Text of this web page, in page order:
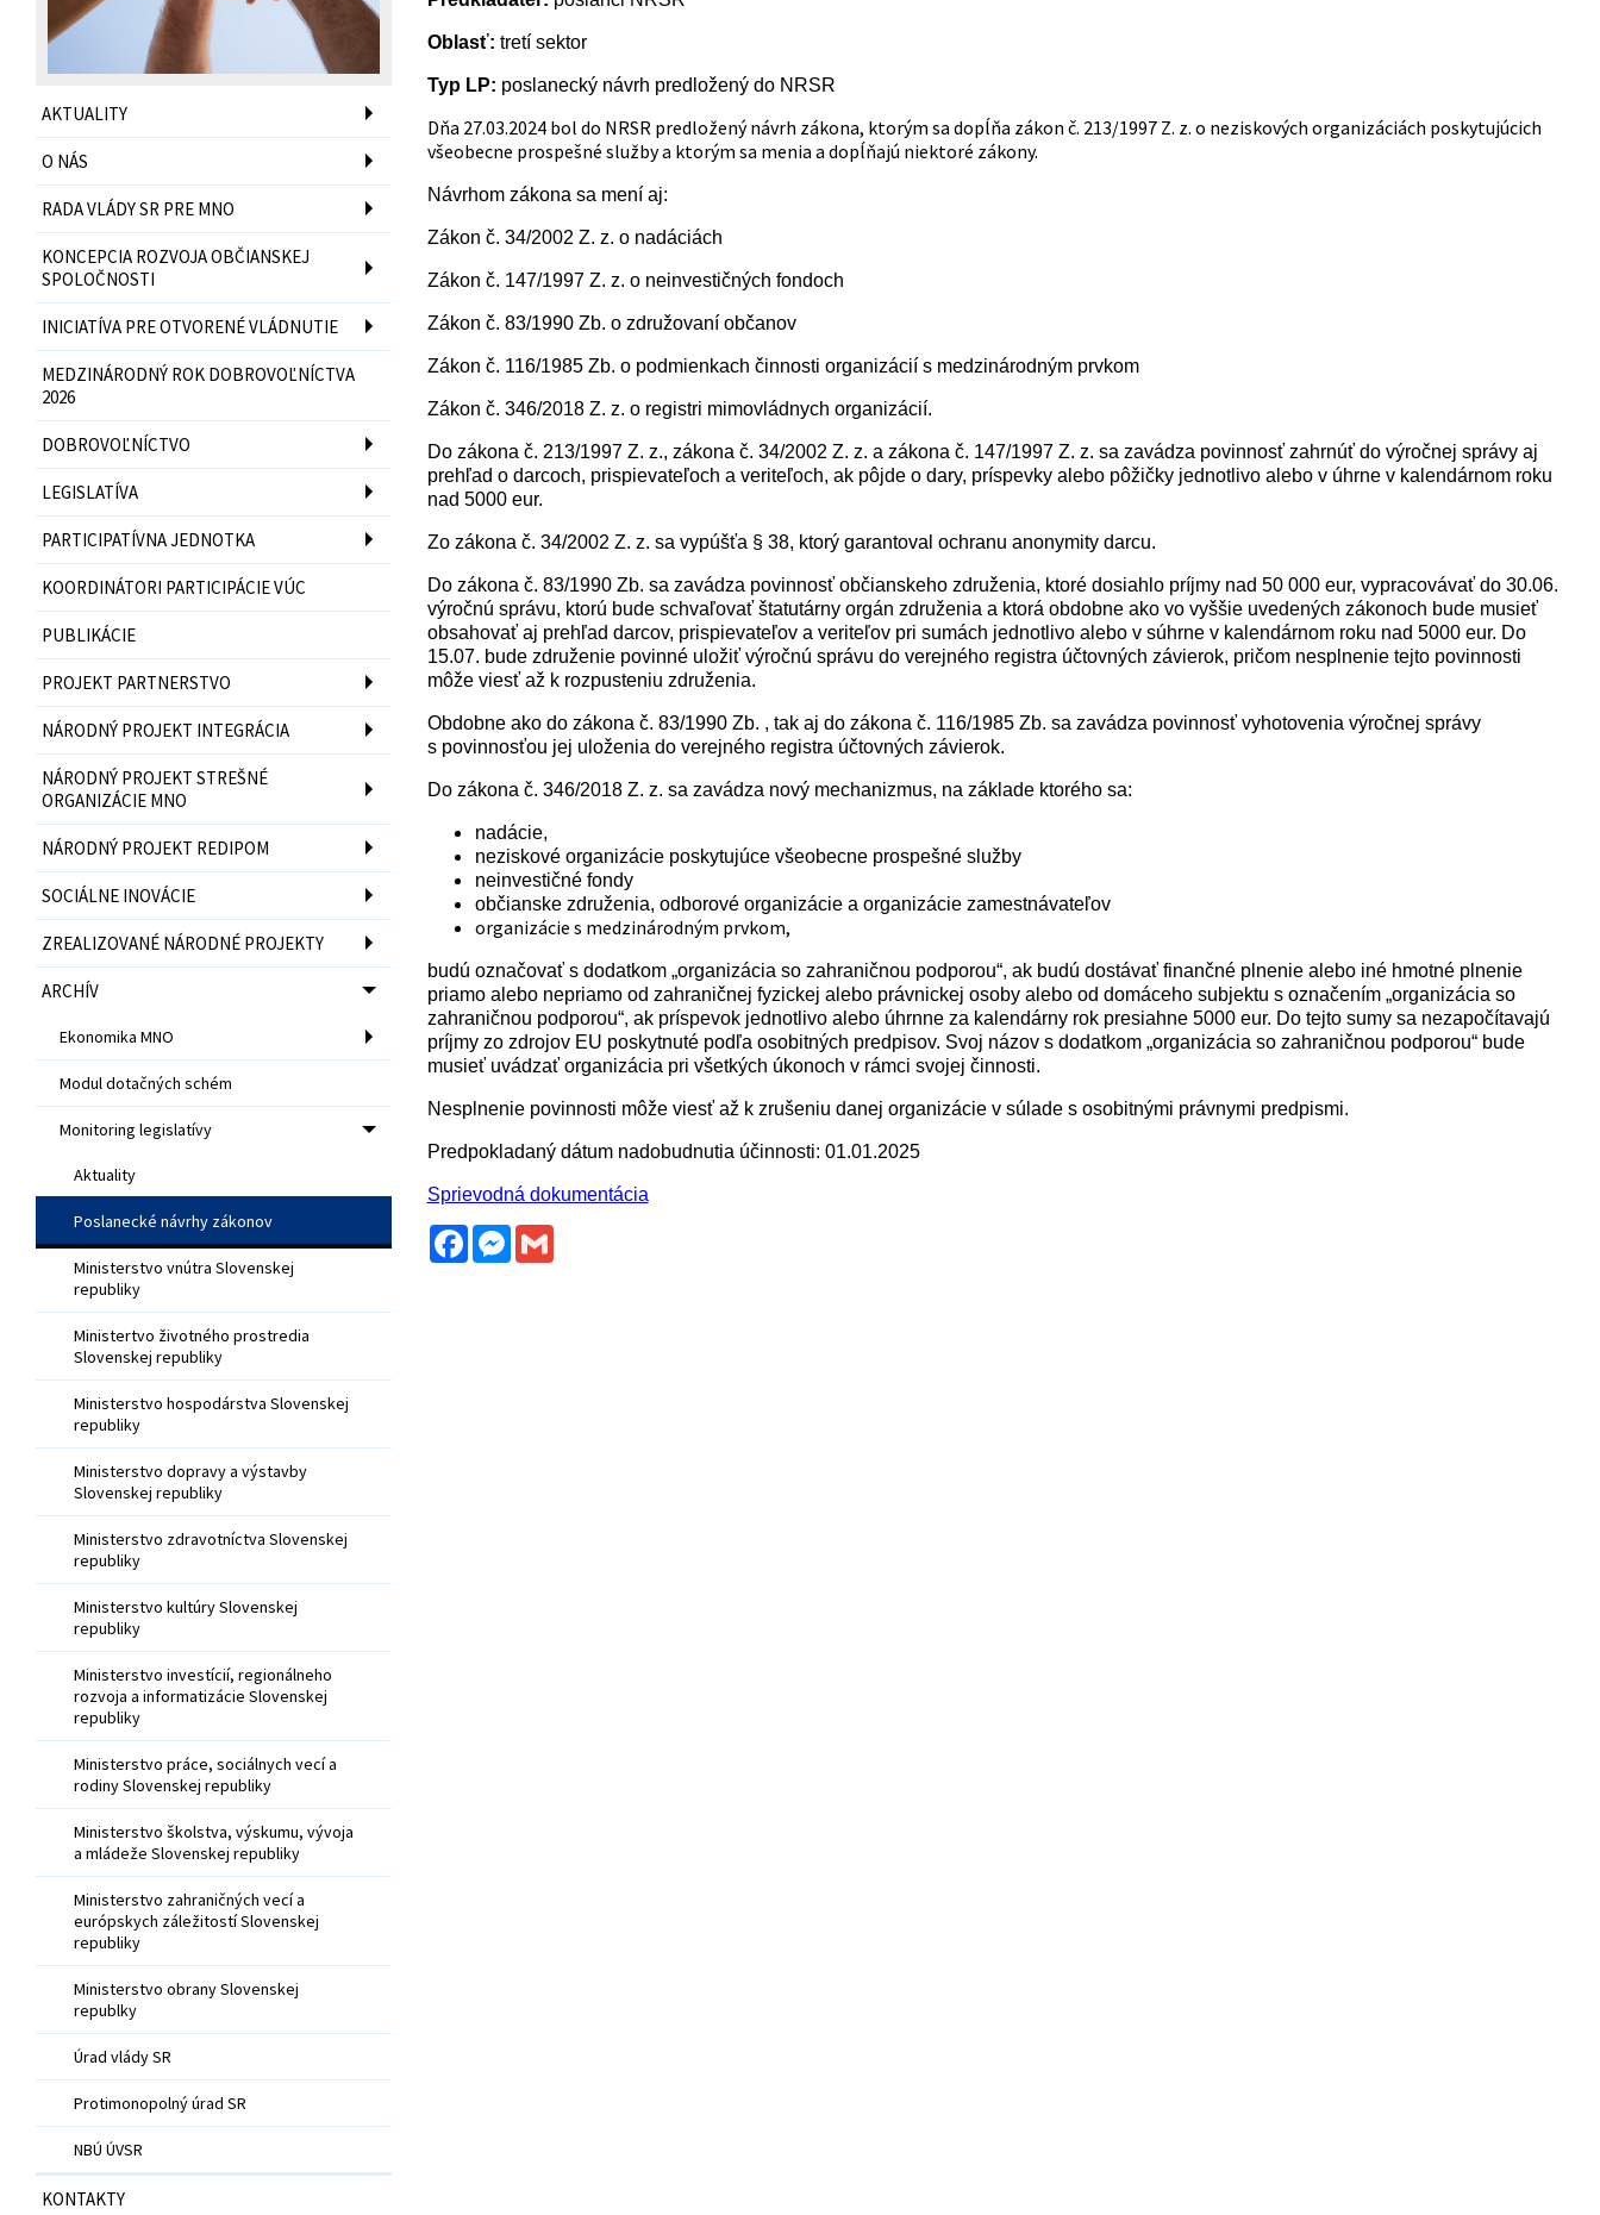
AKTUALITY
O NÁS
RADA VLÁDY SR PRE MNO
KONCEPCIA ROZVOJA OBČIANSKEJ
SPOLOČNOSTI
INICIATÍVA PRE OTVORENÉ VLÁDNUTIE
MEDZINÁRODNÝ ROK DOBROVOĽNÍCTVA
2026
DOBROVOĽNÍCTVO
LEGISLATÍVA
PARTICIPATÍVNA JEDNOTKA
KOORDINÁTORI PARTICIPÁCIE VÚC
PUBLIKÁCIE
PROJEKT PARTNERSTVO
NÁRODNÝ PROJEKT INTEGRÁCIA
NÁRODNÝ PROJEKT STREŠNÉ
ORGANIZÁCIE MNO
NÁRODNÝ PROJEKT REDIPOM
SOCIÁLNE INOVÁCIE
ZREALIZOVANÉ NÁRODNÉ PROJEKTY
ARCHÍV
Ekonomika MNO
Modul dotačných schém
Monitoring legislatívy
Aktuality
Poslanecké návrhy zákonov
Ministerstvo vnútra Slovenskej
republiky
Ministertvo životného prostredia
Slovenskej republiky
Ministerstvo hospodárstva Slovenskej
republiky
Ministerstvo dopravy a výstavby
Slovenskej republiky
Ministerstvo zdravotníctva Slovenskej
republiky
Ministerstvo kultúry Slovenskej
republiky
Ministerstvo investícií, regionálneho
rozvoja a informatizácie Slovenskej
republiky
Ministerstvo práce, sociálnych vecí a
rodiny Slovenskej republiky
Ministerstvo školstva, výskumu, vývoja
a mládeže Slovenskej republiky
Ministerstvo zahraničných vecí a
európskych záležitostí Slovenskej
republiky
Ministerstvo obrany Slovenskej
republky
Úrad vlády SR
Protimonopolný úrad SR
NBÚ ÚVSR
KONTAKTY
Oblasť: tretí sektor
Typ LP: poslanecký návrh predložený do NRSR
Dňa 27.03.2024 bol do NRSRpredložený návrh zákona, ktorým sa dopĺňa zákon č. 213/1997 Z. z. o neziskových organizáciách poskytujúcich
všeobecne prospešné služby a ktorým sa menia a dopĺňajú niektoré zákony.
Návrhom zákona sa mení aj:
Zákon č. 34/2002 Z. z. o nadáciách
Zákon č. 147/1997 Z. z. o neinvestičných fondoch
Zákon č. 83/1990 Zb. o združovaní občanov
Zákon č. 116/1985 Zb. o podmienkach činnosti organizácií s medzinárodným prvkom
Zákon č. 346/2018 Z. z. o registri mimovládnych organizácií.
Do zákona č. 213/1997 Z. z., zákona č. 34/2002 Z. z. a zákona č. 147/1997 Z. z. sa zavádza povinnosť zahrnúť do výročnej správy aj
prehľad o darcoch, prispievateľoch a veriteľoch, ak pôjde o dary, príspevky alebo pôžičky jednotlivo alebo v úhrne v kalendárnom roku
nad 5000 eur.
Zo zákona č. 34/2002 Z. z. sa vypúšťa § 38, ktorý garantoval ochranu anonymity darcu.
Do zákona č. 83/1990 Zb. sa zavádza povinnosť občianskeho združenia, ktoré dosiahlo príjmy nad 50 000 eur, vypracovávať do 30.06.
výročnú správu, ktorú bude schvaľovať štatutárny orgán združenia a ktorá obdobne ako vo vyššie uvedených zákonoch bude musieť
obsahovať aj prehľad darcov, prispievateľov a veriteľov pri sumách jednotlivo alebo v súhrne v kalendárnom roku nad 5000 eur. Do
15.07. bude združenie povinné uložiť výročnú správu do verejného registra účtovných závierok, pričom nesplnenie tejto povinnosti
môže viesť až k rozpusteniu združenia.
Obdobne ako do zákona č. 83/1990 Zb. , tak aj do zákona č. 116/1985 Zb. sa zavádza povinnosť vyhotovenia výročnej správy
s povinnosťou jej uloženia do verejného registra účtovných závierok.
Do zákona č. 346/2018 Z. z. sa zavádza nový mechanizmus, na základe ktorého sa:
nadácie,
neziskové organizácie poskytujúce všeobecne prospešné služby
neinvestičné fondy
občianske združenia, odborové organizácie a organizácie zamestnávateľov
organizácie s medzinárodným prvkom,
budú označovať s dodatkom „organizácia so zahraničnou podporou“, ak budú dostávať finančné plnenie alebo iné hmotné plnenie
priamo alebo nepriamo od zahraničnej fyzickej alebo právnickej osoby alebo od domáceho subjektu s označením „organizácia so
zahraničnou podporou“, ak príspevok jednotlivo alebo úhrnne za kalendárny rok presiahne 5000 eur. Do tejto sumy sa nezapočítavajú
príjmy zo zdrojov EU poskytnuté podľa osobitných predpisov. Svoj názov s dodatkom „organizácia so zahraničnou podporou“ bude
musieť uvádzať organizácia pri všetkých úkonoch v rámci svojej činnosti.
Nesplnenie povinnosti môže viesť až k zrušeniu danej organizácie v súlade s osobitnými právnymi predpismi.
Predpokladaný dátum nadobudnutia účinnosti: 01.01.2025
Sprievodná dokumentácia
FacebookMessenger
Gmail